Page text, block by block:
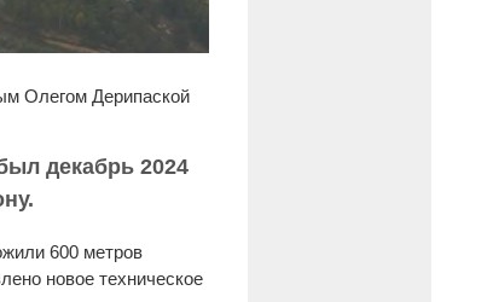
Олегом Дерипаской
декабрь 2024
600 метров
новое техническое